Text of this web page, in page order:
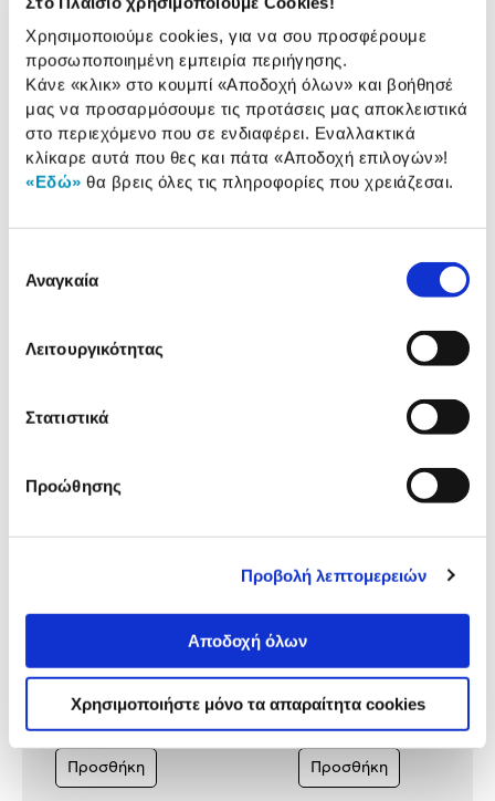
Χρησιμοποιούμε cookies, για να σου προσφέρουμε
προσωποποιημένη εμπειρία περιήγησης.
Κάνε «κλικ» στο κουμπί «Αποδοχή όλων» και βοήθησέ
μας να προσαρμόσουμε τις προτάσεις μας αποκλειστικά
στο περιεχόμενο που σε ενδιαφέρει. Εναλλακτικά
κλίκαρε αυτά που θες και πάτα «Αποδοχή επιλογών»!
«Εδώ» θα βρεις όλες τις πληροφορίες που χρειάζεσαι.
συγκατάθεσης
Αναγκαία
Λειτουργικότητας
Στατιστικά
Προώθησης
Προβολή λεπτομερειών
Αποδοχή όλων
Χρησιμοποιήστε μόνο τα απαραίτητα cookies
Αριθμός Θηκών:
Αναλυτική
παρουσίαση
Αναλυτική παρουσίαση
Προδιαγραφές
Αξιολογήσεις
Δες τι κλίκαραν όσοι είδαν το ίδιο
Eastpak Τσάντα Πλάτης
55,00€
Προσθήκη
Eastpak Τσάντα Πλάτης
Black
55,00€
Προσθήκη